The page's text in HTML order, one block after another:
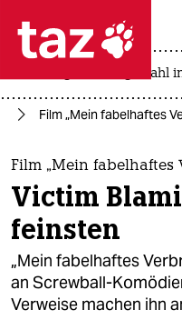
 taz
taz
themen
politik
öko
gesellschaft
landtagswahl
Film „Mein fabelhaftes
Film „Mein fabelhaftes
Victim
feinsten
„Mein fabelhaftes
an Screwball-
Verweise machen ihn